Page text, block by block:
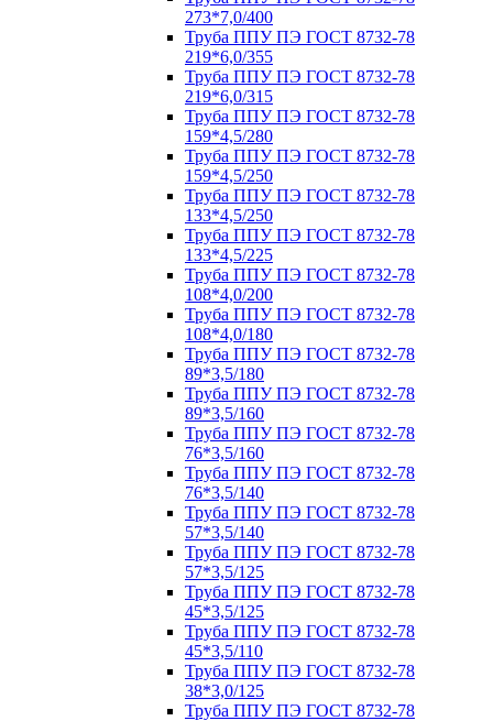
273*7,0/400
Труба ППУ ПЭ ГОСТ 8732-78
219*6,0/355
Труба ППУ ПЭ ГОСТ 8732-78
219*6,0/315
Труба ППУ ПЭ ГОСТ 8732-78
159*4,5/280
Труба ППУ ПЭ ГОСТ 8732-78
159*4,5/250
Труба ППУ ПЭ ГОСТ 8732-78
133*4,5/250
Труба ППУ ПЭ ГОСТ 8732-78
133*4,5/225
Труба ППУ ПЭ ГОСТ 8732-78
108*4,0/200
Труба ППУ ПЭ ГОСТ 8732-78
108*4,0/180
Труба ППУ ПЭ ГОСТ 8732-78
89*3,5/180
Труба ППУ ПЭ ГОСТ 8732-78
89*3,5/160
Труба ППУ ПЭ ГОСТ 8732-78
76*3,5/160
Труба ППУ ПЭ ГОСТ 8732-78
76*3,5/140
Труба ППУ ПЭ ГОСТ 8732-78
57*3,5/140
Труба ППУ ПЭ ГОСТ 8732-78
57*3,5/125
Труба ППУ ПЭ ГОСТ 8732-78
45*3,5/125
Труба ППУ ПЭ ГОСТ 8732-78
45*3,5/110
Труба ППУ ПЭ ГОСТ 8732-78
38*3,0/125
Труба ППУ ПЭ ГОСТ 8732-78